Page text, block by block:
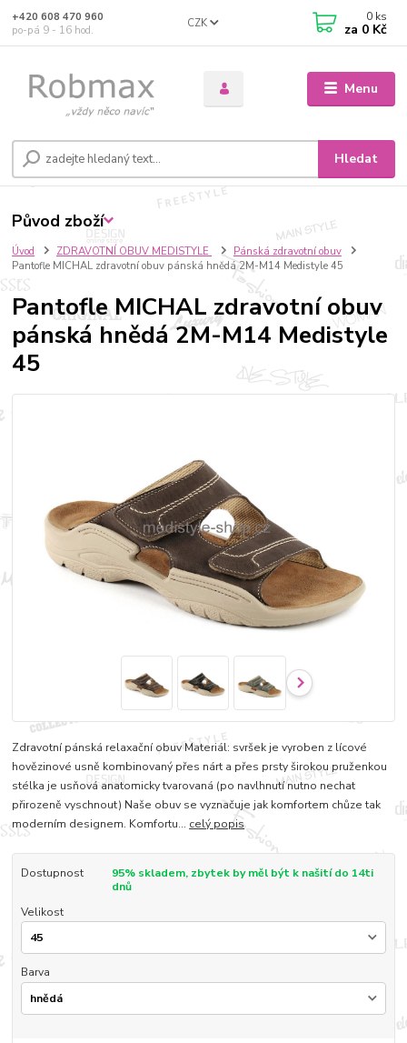
Menu
CZK
Hledat
+420 608 470 960
po-pá 9 - 16 hod.
0 ks
za 0 Kč
Úvod ZDRAVOTNÍ OBUV MEDISTYLE
Pánská zdravotní obuv
Pantofle MICHAL zdravotní obuv pánská hnědá 2M-M14 Medistyle 45
Pantofle MICHAL zdravotní obuv
pánská hnědá 2M-M14 Medistyle
45
Zdravotní pánská relaxační obuv Materiál: svršek je vyroben z lícové
hovězinové usně kombinovaný přes nárt a přes prsty širokou pruženkou
stélka je usňová anatomicky tvarovaná (po navlhnutí nutno nechat
přirozeně vyschnout) Naše obuv se vyznačuje jak komfortem chůze tak
moderním designem. Komfortu... celý popis
Dostupnost
95% skladem, zbytek by měl být k našití do 14ti
dnů
Velikost
Barva
Původ zboží